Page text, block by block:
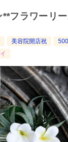
フラワーリ
美容院開店祝